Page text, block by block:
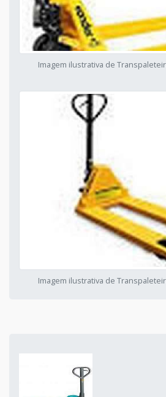
Imagem ilustrativa de
Imagem ilustrativa de